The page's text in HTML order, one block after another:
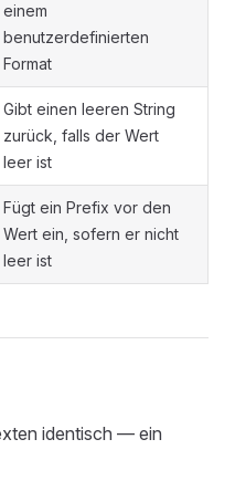
einem
benutzerdefinierten
Format
Gibt einen leeren String
zurück, falls der Wert
leer ist
Fügt ein Prefix vor den
Wert ein, sofern er nicht
leer ist
identisch — ein